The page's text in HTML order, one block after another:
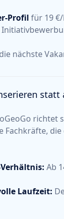
Profil für 19
nächste
richtet
Fachkräfte,
Ab
Laufzeit: